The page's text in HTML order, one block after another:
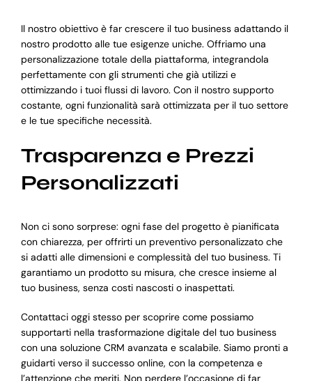
Il nostro obiettivo è far crescere il tuo business adattando il
nostro prodotto alle tue esigenze uniche. Offriamo una
personalizzazione totale della piattaforma, integrandola
perfettamente con gli strumenti che già utilizzi e
ottimizzando i tuoi flussi di lavoro. Con il nostro supporto
costante, ogni funzionalità sarà ottimizzata per il tuo settore
e le tue specifiche necessità.
Trasparenza e Prezzi
Personalizzati
Non ci sono sorprese: ogni fase del progetto è pianificata
con chiarezza, per offrirti un preventivo personalizzato che
si adatti alle dimensioni e complessità del tuo business. Ti
garantiamo un prodotto su misura, che cresce insieme al
tuo business, senza costi nascosti o inaspettati.
Contattaci oggi stesso per scoprire come possiamo
supportarti nella trasformazione digitale del tuo business
con una soluzione CRM avanzata e scalabile. Siamo pronti a
guidarti verso il successo online, con la competenza e
l’attenzione che meriti. Non perdere l’occasione di far